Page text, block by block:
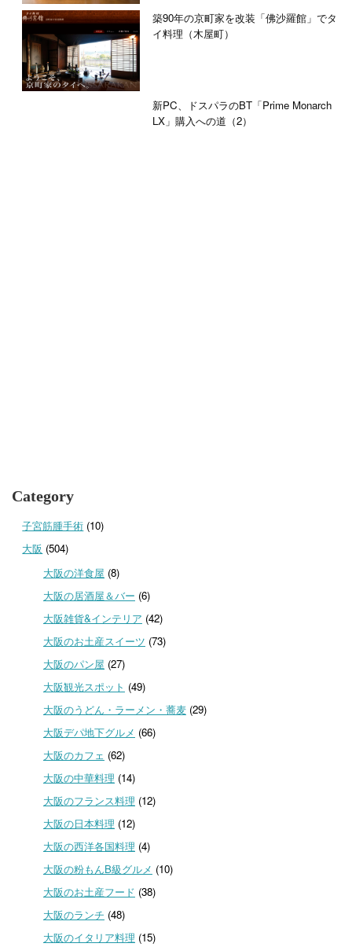
築90年の京町家を改装「佛沙羅館」でタ
イ料理（木屋町）
新PC、ドスパラのBT「Prime Monarch
LX」購入への道（2）
Category
子宮筋腫手術 (10)
大阪 (504)
大阪の洋食屋 (8)
大阪の居酒屋＆バー (6)
大阪雑貨&インテリア (42)
大阪のお土産スイーツ (73)
大阪のパン屋 (27)
大阪観光スポット (49)
大阪のうどん・ラーメン・蕎麦(29)
大阪デパ地下グルメ (66)
大阪のカフェ (62)
大阪の中華料理 (14)
大阪のフランス料理 (12)
大阪の日本料理 (12)
大阪の西洋各国料理 (4)
大阪の粉もんB級グルメ (10)
大阪のお土産フード (38)
大阪のランチ (48)
大阪のイタリア料理 (15)